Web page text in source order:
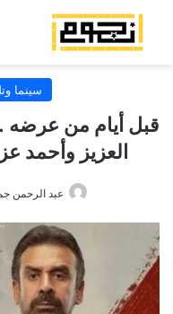
سينما
قبل أيام من عرضه
العزيز وأحمد
عبد الرحمن